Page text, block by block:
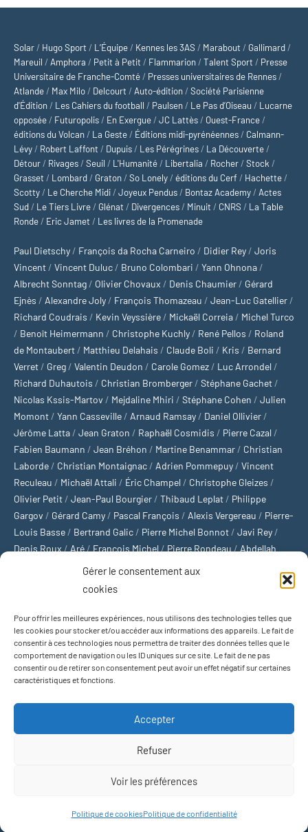
Gérer le consentement aux
cookies
Pour offrir les meilleures expériences, nous utilisons des technologies telles que
les cookies pour stocker et/ou accéder aux informations des appareils. Le fait de
consentir à ces technologies nous permettra de traiter des données telles que le
comportement de navigation ou les ID uniques sur ce site. Le fait de ne pas
consentir ou de retirer son consentement peut avoir un effet négatif sur certaines
caractéristiques et fonctions.
Accepter
Refuser
Voir les préférences
Politique de cookiesPolitique de confidentialité
Solar / Hugo Sport / L’Équipe / Kennes les 3AS / Marabout / Gallimard /
Mareuil / Amphora / Petit à Petit / Flammarion /Talent Sport / Presse
Universitaire de Franche-Comté / Presses universitaires de Rennes /
Atlande / Max Milo / Delcourt / Auto-édition /Société Parisienne
d'Édition / Les Cahiers du football / Paulsen / Le Pas d’Oiseau / Lucarne
opposée / Futuropolis / En Exergue /JC Lattès / Ouest-France /
éditions du Volcan / La Geste / Éditions midi-pyrénéennes / Calmann-
Lévy / Robert Laffont / Dupuis / Les Pérégrines / La Découverte /
Détour / Rivages /Seuil / L'Humanité / Libertalia / Rocher /Stock /
Grasset / Lombard / Graton /So Lonely /éditions du Cerf / Hachette /
Scotty / Le Cherche Midi /Joyeux Pendus / Bontaz Academy / Actes
Sud / Le Tiers Livre / Glénat / Divergences / Minuit / CNRS / La Table
Ronde / Eric Jamet / Les livres de la Promenade
Paul Dietschy / François da Rocha Carneiro / Didier Rey / Joris
Vincent / Vincent Duluc / Bruno Colombari / Yann Ohnona /
Albrecht Sonntag / Olivier Chovaux / Denis Chaumier / Gérard
Ejnès / Alexandre Joly / François Thomazeau / Jean-Luc Gatellier /
Richard Coudrais / Kevin Veyssière / Mickaël Correia / Michel Turco
/ Benoît Heimermann / Christophe Kuchly / René Pellos / Roland
de Montaubert / Matthieu Delahais / Claude Boli / Kris / Bernard
Verret / Greg / Valentin Deudon / Carole Gomez / Luc Arrondel /
Richard Duhautois / Christian Bromberger / Stéphane Gachet /
Nicolas Kssis-Martov / Mejdaline Mhiri / Stéphane Cohen / Julien
Momont / Yann Casseville / Arnaud Ramsay / Daniel Ollivier /
Jérôme Latta / Jean Graton / Raphaël Cosmidis / Pierre Cazal /
Fabien Baumann / Jean Bréhon / Martine Benammar / Christian
Laborde / Christian Montaignac / Adrien Pommepuy / Vincent
Reculeau / Michaël Attali / Éric Champel / Christophe Gleizes /
Olivier Petit / Jean-Paul Bourgier / Thibaud Leplat / Philippe
Gargov / Gérard Camy / Pascal François / Alexis Vergereau / Pierre-
Louis Basse / Bertrand Galic / Pierre Michel Bonnot / Javi Rey /
Denis Roux / Aré / François Michel / Pierre Rondeau / Abdellah
Michaël Delépine
Football/ Cyclisme/Tous les sports/Jeux olympiques/Rugby/
Basket-ball/Sports US/Boxe/Tennis/Bateaux/Formule 1/
Moto/Natation/Sports d'hiver/Marathon/Trail/Automobile
Baseball/Golf/Athlétisme
Football gaélique
Sports de combat
Thème WordPress : Occasio par ThemeZee.